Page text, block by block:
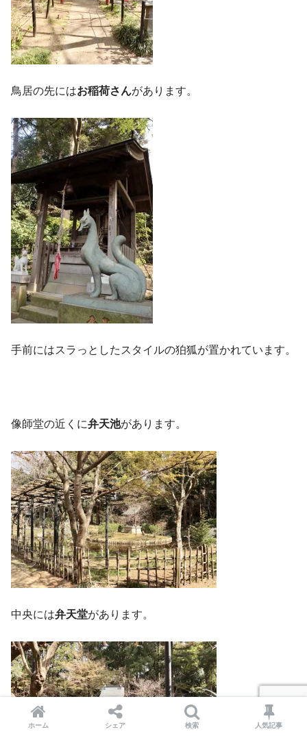
鳥居の先にはお稲荷さんがあります。
手前にはスラっとしたスタイルの狛狐が置かれています。
像師堂の近くに弁天池があります。
中央には弁天堂があります。
ホーム シェア 検索 人気記事